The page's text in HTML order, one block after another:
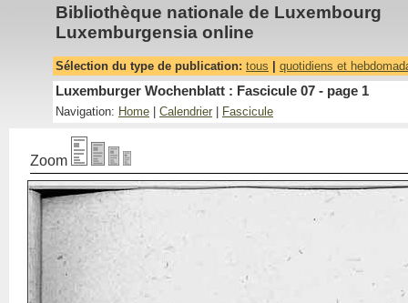
Bibliothèque nationale de Luxembourg
Luxemburgensia online
Sélection du type de publication: tous quotidiens et
Luxemburger Wochenblatt : Fascicule 07 - page 1
Navigation: Home Calendrier Fascicule
Zoom